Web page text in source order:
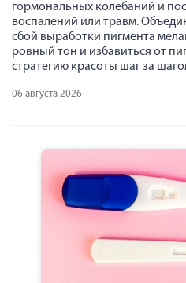
гормональных колебаний и
воспалений или травм.
сбой выработки пигмента
ровный тон и избавиться от
стратегию красоты шаг за
06 августа 2026